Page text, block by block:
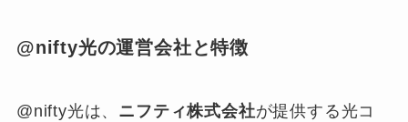
@nifty光の運営会社と特徴
@nifty光は、 ニフティ株式会社が提供する光コ